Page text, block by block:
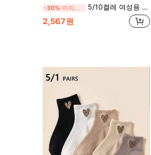
-30% 마지막 3일 5/10켤레 여성용 달콤하고 귀여운 카툰 곰 패턴 짧은 양말, 편안하고 부드러워 사계절에 적합, 여성용 보트 양말, 남성용 보트 양말, 학생 양말, 여성용 양말, 개학 시즌, 편안하고 통기성 있는 얇은 보트 양말
2,567원